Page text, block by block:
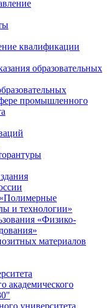
квалификации
образовательных
промышленного
и технологии»
«Физико-
материалов
академического
университета